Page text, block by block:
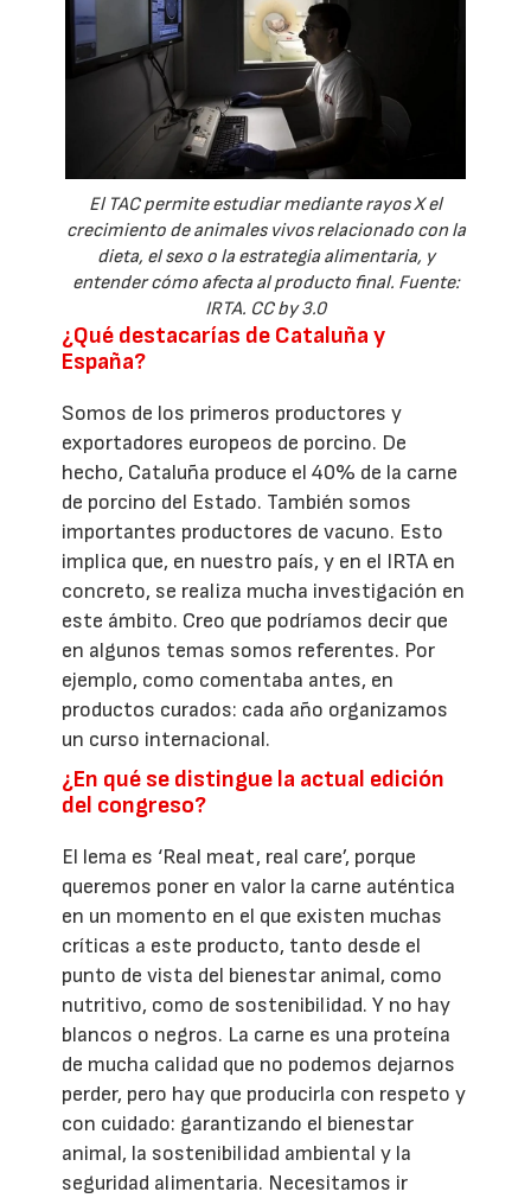
El TAC permite estudiar mediante rayos X el
crecimiento de animales vivos relacionado con la
dieta, el sexo o la estrategia alimentaria, y
entender cómo afecta al producto final. Fuente:
IRTA. CC by 3.0
¿Qué destacarías de Cataluña y
España?
Somos de los primeros productores y
exportadores europeos de porcino. De
hecho, Cataluña produce el 40% de la carne
de porcino del Estado. También somos
importantes productores de vacuno. Esto
implica que, en nuestro país, y en el IRTA en
concreto, se realiza mucha investigación en
este ámbito. Creo que podríamos decir que
en algunos temas somos referentes. Por
ejemplo, como comentaba antes, en
productos curados: cada año organizamos
un curso internacional.
¿En qué se distingue la actual edición
del congreso?
El lema es ‘Real meat, real care’, porque
queremos poner en valor la carne auténtica
en un momento en el que existen muchas
críticas a este producto, tanto desde el
punto de vista del bienestar animal, como
nutritivo, como de sostenibilidad. Y no hay
blancos o negros. La carne es una proteína
de mucha calidad que no podemos dejarnos
perder, pero hay que producirla con respeto y
con cuidado: garantizando el bienestar
animal, la sostenibilidad ambiental y la
seguridad alimentaria. Necesitamos ir